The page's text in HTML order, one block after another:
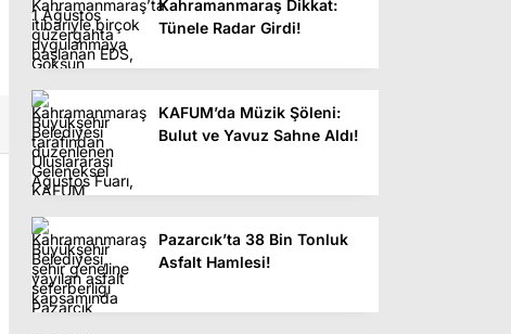
Kahramanmaraş Dikkat:
Tünele Radar Girdi!
KAFUM’da Müzik Şöleni:
Bulut ve Yavuz Sahne Aldı!
Pazarcık’ta 38 Bin Tonluk
Asfalt Hamlesi!